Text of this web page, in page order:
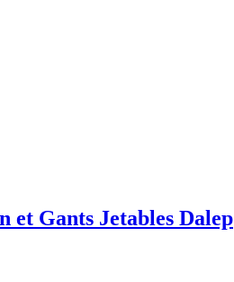
et Gants Jetables Dalep